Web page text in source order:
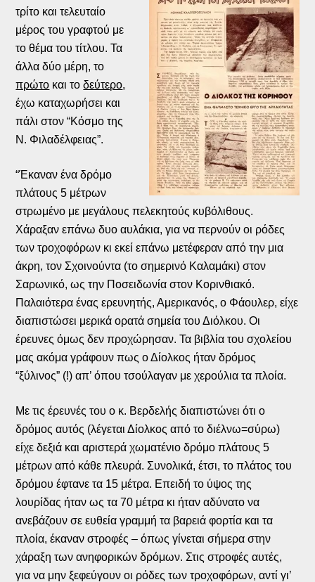
τρίτο και τελευταίο
μέρος του γραφτού με
το θέμα του τίτλου. Τα
άλλα δύο μέρη, το
πρώτο και τοδεύτερο,
έχω καταχωρήσει και
πάλι στον “Κόσμο της
Ν. Φιλαδέλφειας”.
“Έκαναν ένα δρόμο
πλάτους 5 μέτρων
στρωμένο με μεγάλους πελεκητούς κυβόλιθους.
Χάραξαν επάνω δυο αυλάκια, για να περνούν οι ρόδες
των τροχοφόρων κι εκεί επάνω μετέφεραν από την μια
άκρη, τον Σχοινούντα (το σημερινό Καλαμάκι) στον
Σαρωνικό, ως την Ποσειδωνία στον Κορινθιακό.
Παλαιότερα ένας ερευνητής, Αμερικανός, ο Φάουλερ, είχε
διαπιστώσει μερικά ορατά σημεία του Διόλκου. Οι
έρευνες όμως δεν προχώρησαν. Τα βιβλία του σχολείου
μας ακόμα γράφουν πως ο Δίολκος ήταν δρόμος
“ξύλινος” (!) απ’ όπου τσούλαγαν με χερούλια τα πλοία.
Με τις έρευνές του ο κ. Βερδελής διαπιστώνει ότι ο
δρόμος αυτός (λέγεται Δίολκος από το διέλνω=σύρω)
είχε δεξιά και αριστερά χωματένιο δρόμο πλάτους 5
μέτρων από κάθε πλευρά. Συνολικά, έτσι, το πλάτος του
δρόμου έφτανε τα 15 μέτρα. Επειδή το ύψος της
λουρίδας ήταν ως τα 70 μέτρα κι ήταν αδύνατο να
ανεβάζουν σε ευθεία γραμμή τα βαρειά φορτία και τα
πλοία, έκαναν στροφές – όπως γίνεται σήμερα στην
χάραξη των ανηφορικών δρόμων. Στις στροφές αυτές,
για να μην ξεφεύγουν οι ρόδες των τροχοφόρων, αντί γι’